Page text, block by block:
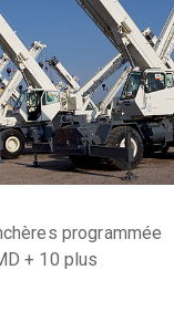
programmée
+ 10 plus